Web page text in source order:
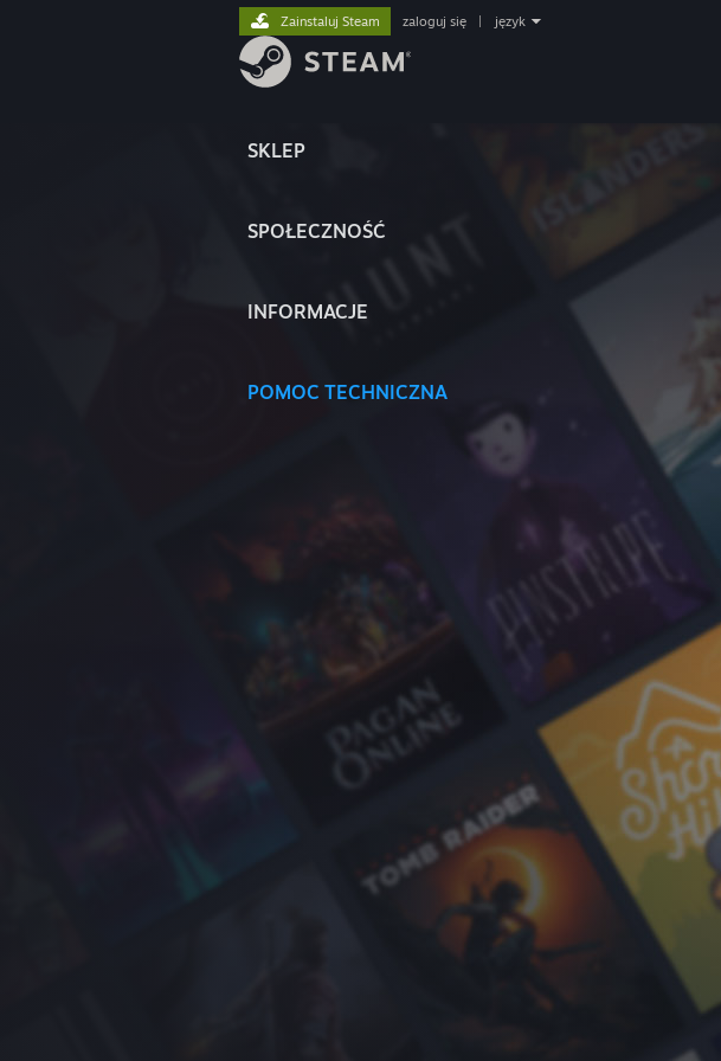
SKLEP
SPOŁECZNOŚĆ
INFORMACJE
POMOC TECHNICZNA
Zainstaluj Steam zaloguj się język